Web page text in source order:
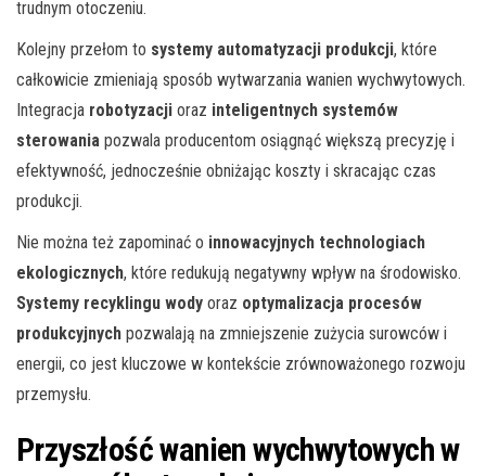
trudnym otoczeniu.
Kolejny przełom to systemy automatyzacji produkcji, które
całkowicie zmieniają sposób wytwarzania wanien wychwytowych.
Integracja robotyzacji oraz inteligentnych systemów
sterowania pozwala producentom osiągnąć większą precyzję i
efektywność, jednocześnie obniżając koszty i skracając czas
produkcji.
Nie można też zapominać o innowacyjnych technologiach
ekologicznych, które redukują negatywny wpływ na środowisko.
Systemy recyklingu wody oraz optymalizacja procesów
produkcyjnych pozwalają na zmniejszenie zużycia surowców i
energii, co jest kluczowe w kontekście zrównoważonego rozwoju
przemysłu.
Przyszłość wanien wychwytowych w